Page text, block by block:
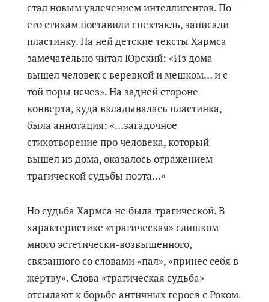
стал новым увлечением интеллигентов. По
его стихам поставили спектакль, записали
пластинку. На ней детские тексты Хармса
замечательно читал Юрский: «Из дома
вышел человек с веревкой и мешком… и с
той поры исчез». На задней стороне
конверта, куда вкладывалась пластинка,
была аннотация: «…загадочное
стихотворение про человека, который
вышел из дома, оказалось отражением
трагической судьбы поэта…»
Но судьба Хармса не была трагической. В
характеристике «трагическая» слишком
много эстетически-возвышенного,
связанного со словами «пал», «принес себя в
жертву». Слова «трагическая судьба»
отсылают к борьбе античных героев с Роком.